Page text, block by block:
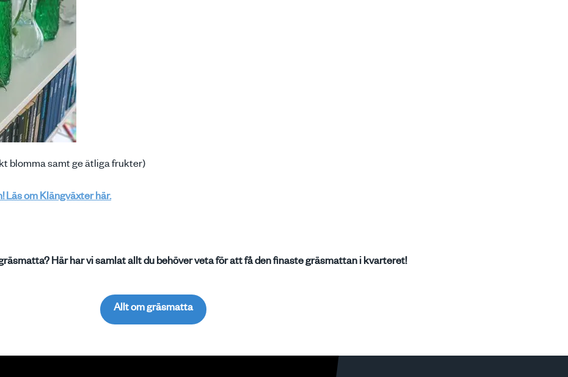
blomma samt ge ätliga frukter)
Läs om Klängväxter här.
Här har vi samlat allt du behöver veta för att få den finaste gräsmattan i kvarteret!
Allt om gräsmatta